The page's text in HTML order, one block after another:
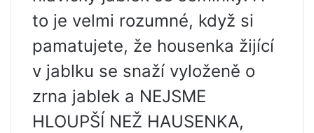
to je velmi rozumné, když si
pamatujete, že housenka žijící
v jablku se snaží vyloženě o
zrna jablek a NEJSME
HLOUPŠÍ NEŽ HAUSENKA,